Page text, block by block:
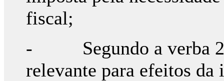
fiscal;
- Segundo a verba
relevante para efeitos